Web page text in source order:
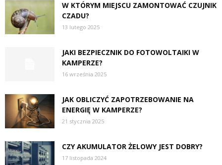
W KTÓRYM MIEJSCU ZAMONTOWAĆ CZUJNIK
CZADU?
13 lutego 2025
JAKI BEZPIECZNIK DO FOTOWOLTAIKI W
KAMPERZE?
16 września 2025
JAK OBLICZYĆ ZAPOTRZEBOWANIE NA
ENERGIĘ W KAMPERZE?
21 stycznia 2025
CZY AKUMULATOR ŻELOWY JEST DOBRY?
17 listopada 2024